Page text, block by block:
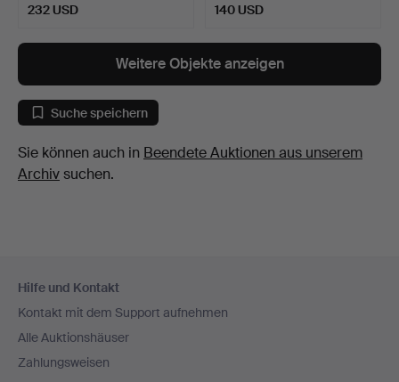
232 USD 140 USD
Weitere Objekte anzeigen
Suche speichern
Sie können auch in Beendete Auktionen aus unserem
Archivsuchen.
Navigation
Hilfe und Kontakt
Kontakt mit dem Support aufnehmen
Alle Auktionshäuser
Zahlungsweisen